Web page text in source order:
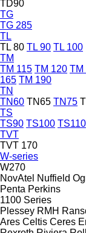
TD90
TG
TG 285
TL
TL 80 TL 90 TL 100
TM
TM 115 TM 120 TM
165 TM 190
TN
TN60 TN65 TN75
TS
TS90 TS100 TS110
TVT
TVT 170
W-series
W270
NovAtel Nuffield
Penta Perkins
1100 Series
Plessey RMH
Ares Celtis Ceres